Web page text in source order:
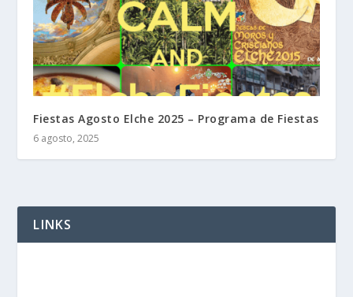
Fiestas Agosto Elche 2025 – Programa de Fiestas
6 agosto, 2025
LINKS